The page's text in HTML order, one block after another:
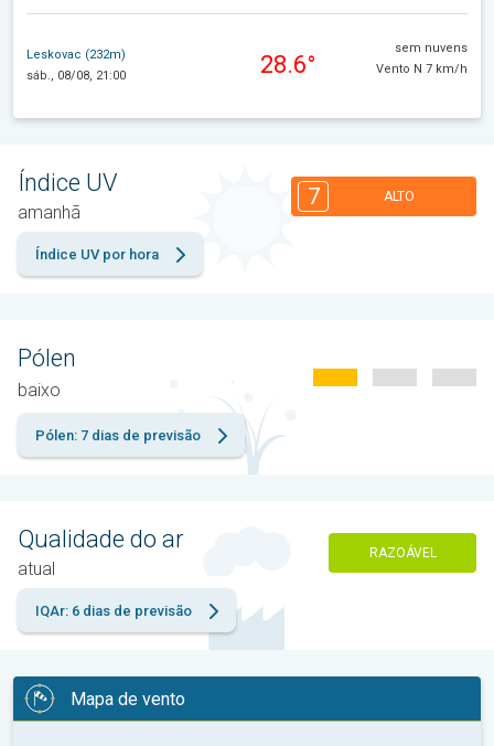
Leskovac (232m)
sáb., 08/08, 21:00
28.6°
sem nuvens
Vento N 7 km/h
Índice UV
amanhã
7 ALTO
Índice UV por hora
Pólen
baixo
Pólen: 7 dias de previsão
Qualidade do ar
atual
RAZOÁVEL
IQAr: 6 dias de previsão
Mapa de vento